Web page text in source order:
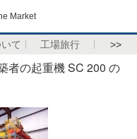
Market
て 工場旅行 >>
者の起重機 SC 200 の